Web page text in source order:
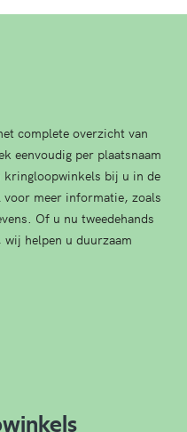
complete overzicht van
eenvoudig per plaatsnaam
bij u in de
meer informatie, zoals
Of u nu tweedehands
helpen u duurzaam